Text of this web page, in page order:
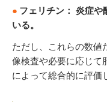
フェリチン： 炎症や
いる。
ただし、これらの数値
像検査や必要に応じて
によって総合的に評価